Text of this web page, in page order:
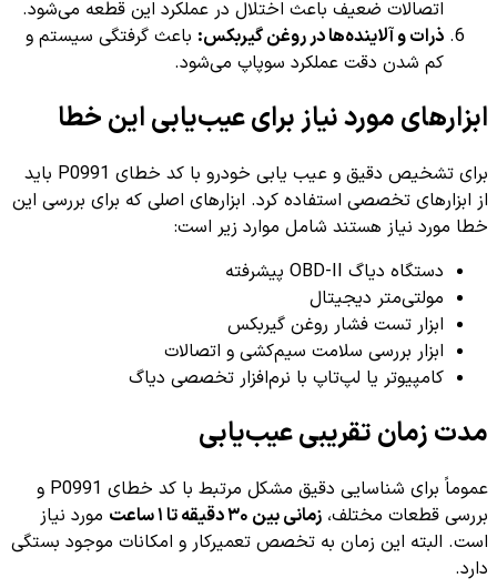
اتصالات ضعیف باعث اختلال در عملکرد این قطعه می‌شود.
ذرات و آلاینده‌ها در روغن گیربکس: باعث گرفتگی سیستم و
کم شدن دقت عملکرد سوپاپ می‌شود.
ابزارهای مورد نیاز برای عیب‌یابی این خطا
برای تشخیص دقیق و عیب یابی خودرو با کد خطای P0991 باید
از ابزارهای تخصصی استفاده کرد. ابزارهای اصلی که برای بررسی این
خطا مورد نیاز هستند شامل موارد زیر است:
دستگاه دیاگ OBD-II پیشرفته
مولتی‌متر دیجیتال
ابزار تست فشار روغن گیربکس
ابزار بررسی سلامت سیم‌کشی و اتصالات
کامپیوتر یا لپ‌تاپ با نرم‌افزار تخصصی دیاگ
مدت زمان تقریبی عیب‌یابی
عموماً برای شناسایی دقیق مشکل مرتبط با کد خطای P0991 و
بررسی قطعات مختلف، زمانی بین ۳۰ دقیقه تا ۱ ساعت
مورد نیاز
است. البته این زمان به تخصص تعمیرکار و امکانات موجود بستگی
دارد.